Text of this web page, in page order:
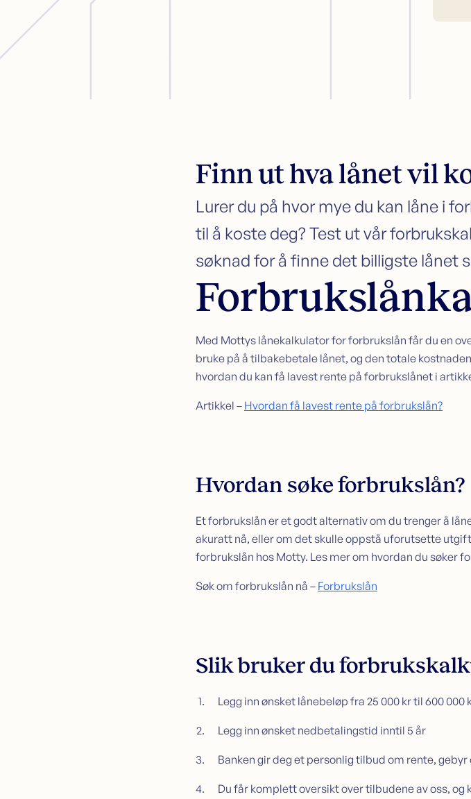
Finn ut hva lånet vil
Lurer du på hvor mye du kan låne i
til å koste deg? Test ut vår
søknad for å finne det billigste lånet
Med Mottys lånekalkulator for forbrukslån får du en
bruke på å tilbakebetale lånet, og den totale
hvordan du kan få lavest rente på forbrukslånet i
Artikkel – Hvordan få lavest rente på forbrukslån?
Hvordan søke forbrukslån?
Et forbrukslån er et godt alternativ om du trenger å
akuratt nå, eller om det skulle oppstå uforutsette
forbrukslån hos Motty. Les mer om hvordan du søker
Søk om forbrukslån nå – Forbrukslån
Slik bruker du
Legg inn ønsket lånebeløp fra 25 000 kr til 600 000
Legg inn ønsket nedbetalingstid inntil 5 år
Banken gir deg et personlig tilbud om rente, gebyr
Du får komplett oversikt over tilbudene av oss, og